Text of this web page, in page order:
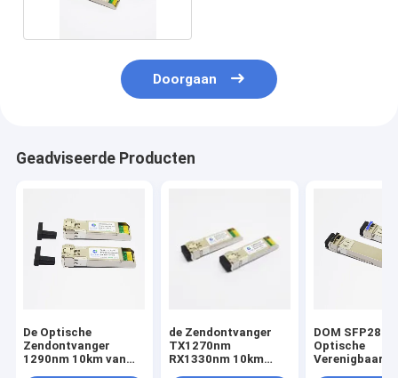
Doorgaan
Geadviseerde Producten
De Optische
Zendontvanger
1290nm 10km van
de Zendontvanger
TX1270nm
RX1330nm 10km
DOM SFP28
Optische